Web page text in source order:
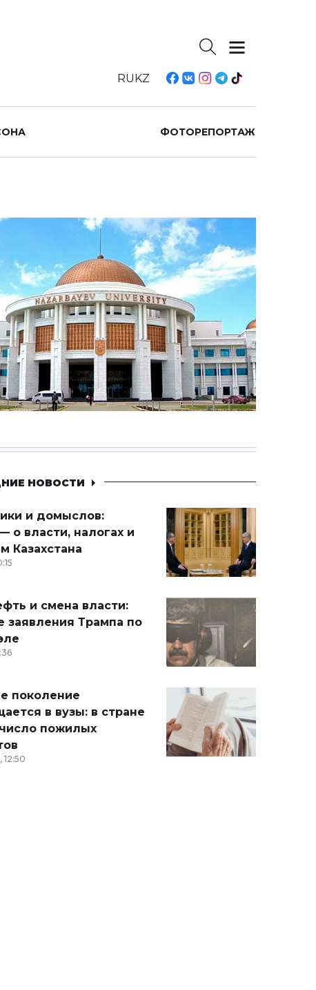
RUKZ
ФОТОРЕПОРТАЖ
НОВОСТИ
и домыслов:
о власти, налогах и
Казахстана
и смена власти:
заявления Трампа по
поколение
в вузы: в стране
пожилых
12:50